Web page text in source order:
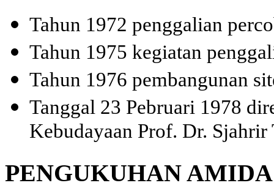
Tahun 1972 penggalian
Tahun 1975 kegiatan
Tahun 1976 pembangunan
Tanggal 23 Pebruari 1978
Kebudayaan Prof. Dr. Sjahrir
PENGUKUHAN